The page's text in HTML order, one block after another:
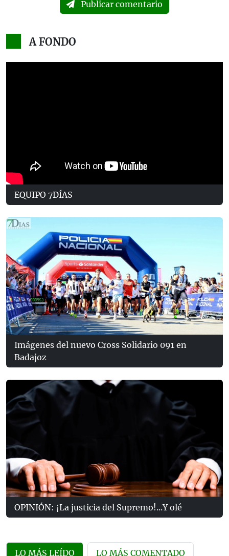
Publicar comentario
A FONDO
EQUIPO 7DÍAS
Imágenes del nuevo Cross Solidario 091 en
Badajoz
OPINIÓN: ¡La justicia del Supremo!...Y olé
LO MÁS LEÍDO LO MÁS COMENTADO